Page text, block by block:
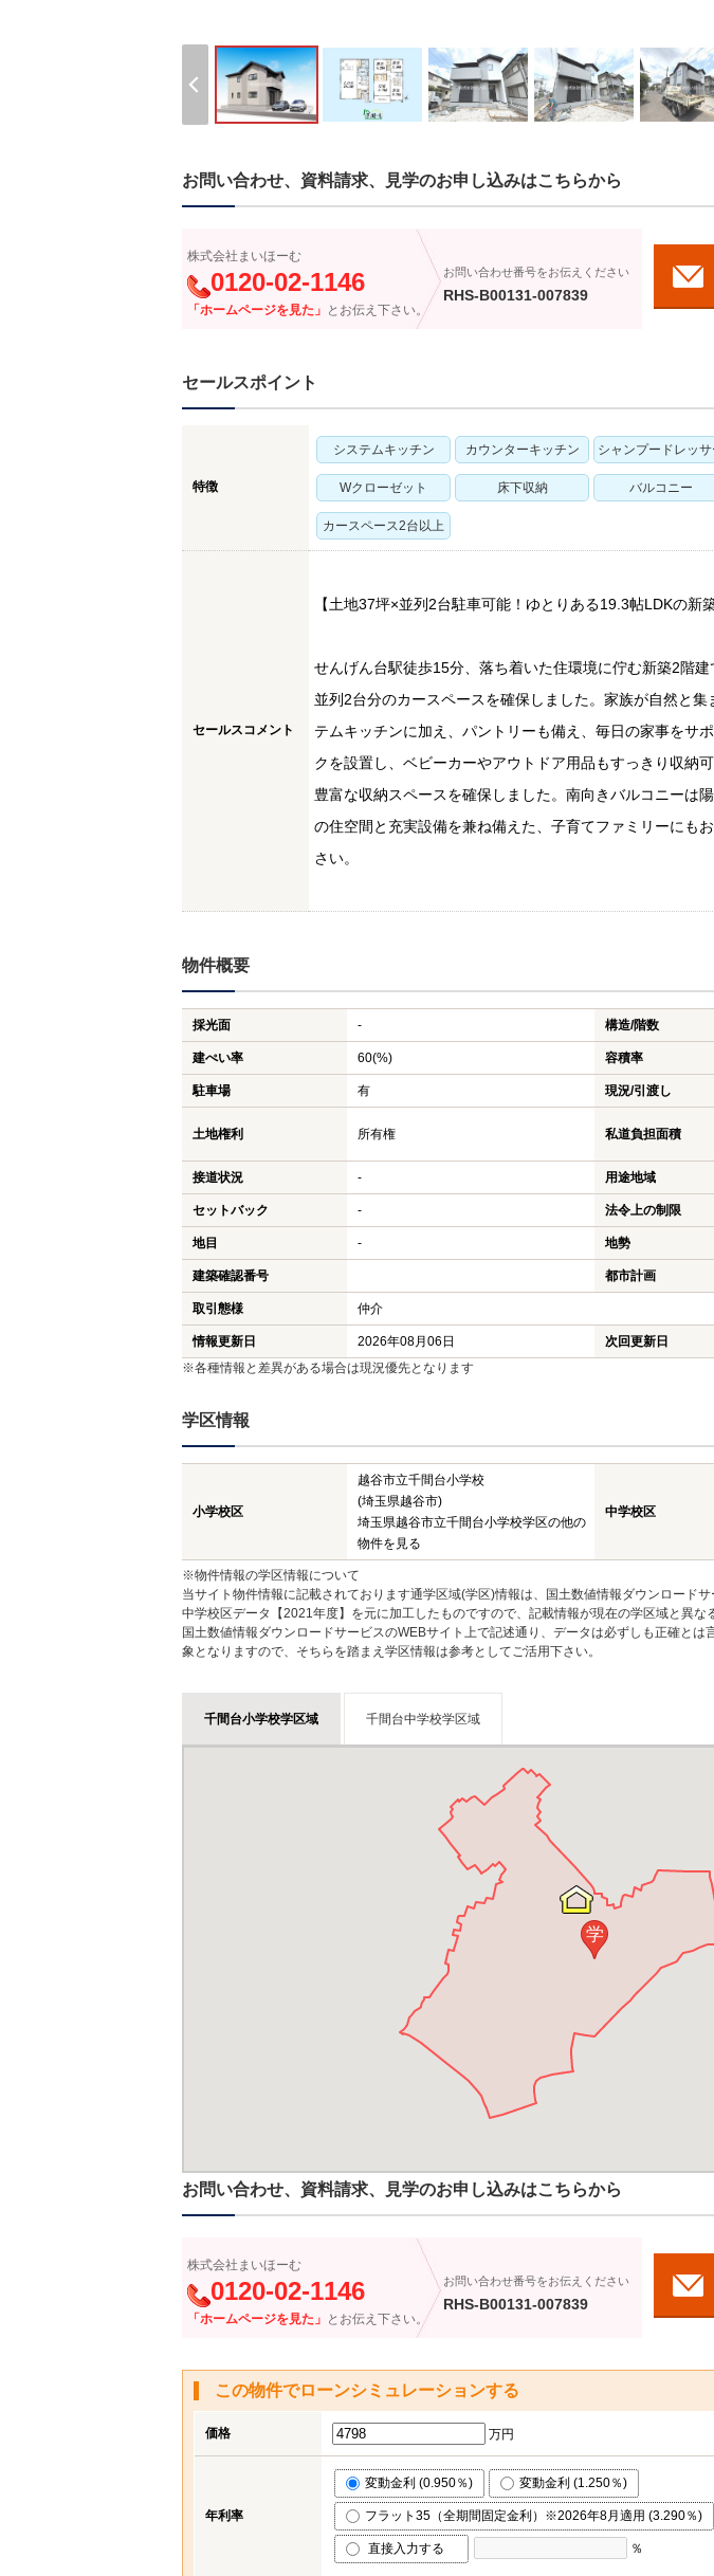
お問い合わせ、資料請求、見学のお申し込みはこちらから
株式会社まいほーむ
0120-02-1146
「ホームページを見た」 とお伝え下さい。
お問い合わせ番号をお伝えください
RHS-B00131-007839
セールスポイント
特徴
システムキッチン カウンターキッチン シャンプードレッサ
Wクローゼット 床下収納 バルコニー
カースペース2台以上
セールスコメント
【土地37坪×並列2台駐車可能！ゆとりある19.3帖LDKの新築
せんげん台駅徒歩15分、落ち着いた住環境に佇む新築2階
並列2台分のカースペースを確保しました。家族が自然と
テムキッチンに加え、パントリーも備え、毎日の家事をサ
クを設置し、ベビーカーやアウトドア用品もすっきり収納
豊富な収納スペースを確保しました。南向きバルコニーは
の住空間と充実設備を兼ね備えた、子育てファミリーにも
さい。
物件概要
採光面 - 構造/階数
建ぺい率 60(%) 容積率
駐車場 有 現況/引渡し
土地権利 所有権 私道負担面積
接道状況 - 用途地域
セットバック - 法令上の制限
地目 - 地勢
建築確認番号 都市計画
取引態様 仲介
情報更新日 2026年08月06日 次回更新日
※各種情報と差異がある場合は現況優先となります
学区情報
小学校区
越谷市立千間台小学校
(埼玉県越谷市)
埼玉県越谷市立千間台小学校学区の他の
物件を見る
中学校区
※物件情報の学区情報について
当サイト物件情報に記載されております通学区域(学区)情報は、国土数値情報ダウンロード
中学校区データ【2021年度】を元に加工したものですので、記載情報が現在の学区域と異な
国土数値情報ダウンロードサービスのWEBサイト上で記述通り、データは必ずしも正確と
象となりますので、そちらを踏まえ学区情報は参考としてご活用下さい。
千間台小学校学区域 千間台中学校学区域
学
お問い合わせ、資料請求、見学のお申し込みはこちらから
株式会社まいほーむ
0120-02-1146
「ホームページを見た」 とお伝え下さい。
お問い合わせ番号をお伝えください
RHS-B00131-007839
この物件でローンシミュレーションする
価格 万円
年利率
変動金利 (0.950％) 変動金利 (1.250％)
フラット35（全期間固定金利）※2026年8月適用 (3.290％)
直接入力する ％